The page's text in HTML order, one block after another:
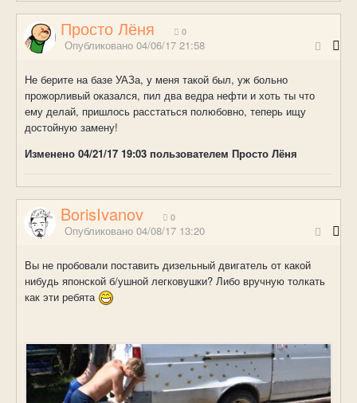
Просто Лёня 0
Опубликовано 04/06/17 21:58
Не берите на базе УАЗа, у меня такой был, уж больно
прожорливый оказался, пил два ведра нефти и хоть ты что
ему делай, пришлось расстаться полюбовно, теперь ищу
достойную замену!
Изменено 04/21/17 19:03 пользователем Просто Лёня
BorisIvanov 0
Опубликовано 04/08/17 13:20
Вы не пробовали поставить дизельный двигатель от какой
нибудь японской б/ушной легковушки? Либо вручную толкать
как эти ребята